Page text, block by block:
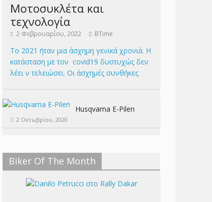
Μοτοσυκλέτα και
τεχνολογία
2 Φεβρουαρίου, 2022 BTime
Το 2021 ήταν μια άσχημη γενικά χρονιά. Η
κατάσταση με τον covid19 δυστυχώς δεν
λέει ν τελειώσει. Οι άσχημές συνθήκες
Husqvarna E-Pilen
2 Οκτωβρίου, 2020
Biker Of The Month